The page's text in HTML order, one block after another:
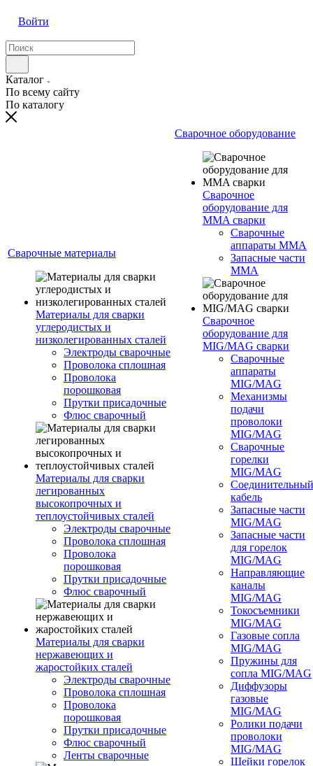
Войти
Каталог
По всему сайту
По каталогу
Сварочные материалы
Материалы для сварки
углеродистых и
низколегированных сталей
Электроды сварочные
Проволока сплошная
Проволока
порошковая
Прутки присадочные
Флюс сварочный
Материалы для сварки
легированных
высокопрочных и
теплоустойчивых сталей
Электроды сварочные
Проволока сплошная
Проволока
порошковая
Прутки присадочные
Флюс сварочный
Материалы для сварки
нержавеющих и
жаростойких сталей
Электроды сварочные
Проволока сплошная
Проволока
порошковая
Прутки присадочные
Флюс сварочный
Ленты сварочные
Сварочное оборудование
Сварочное
оборудование для
MMA сварки
Сварочные
аппараты MMA
Запасные части
MMA
Сварочное
оборудование для
MIG/MAG сварки
Сварочные
аппараты
MIG/MAG
Механизмы
подачи
проволоки
MIG/MAG
Сварочные
горелки
MIG/MAG
Соединительный
кабель
Запасные части
MIG/MAG
Запасные части
для горелок
MIG/MAG
Направляющие
каналы
MIG/MAG
Токосъемники
MIG/MAG
Газовые сопла
MIG/MAG
Пружины для
сопла MIG/MAG
Диффузоры
газовые
MIG/MAG
Ролики подачи
проволоки
MIG/MAG
Шейки горелок